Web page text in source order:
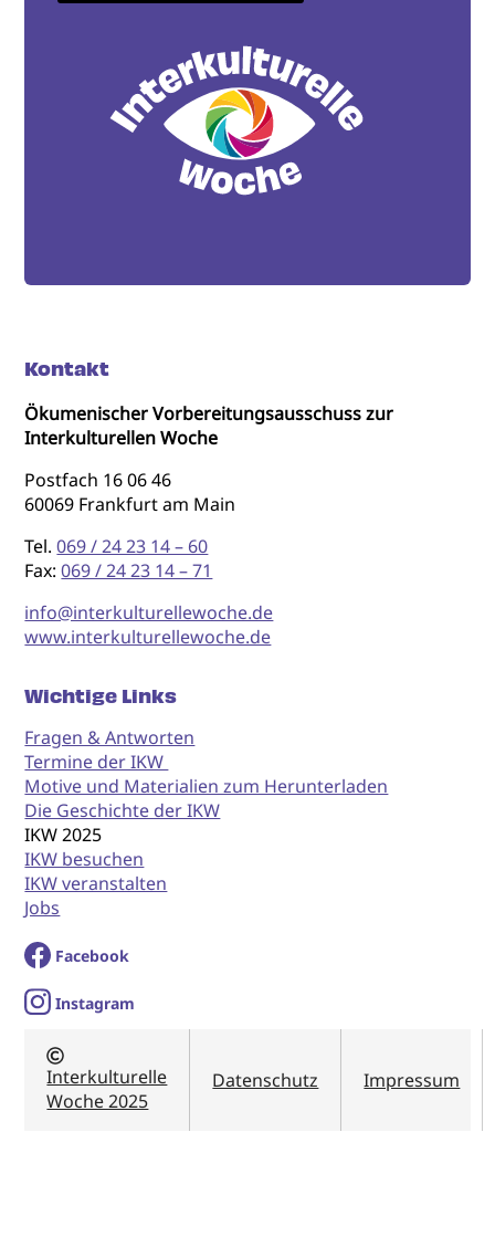
Kontakt
Ökumenischer Vorbereitungsausschuss zur
Interkulturellen Woche
Postfach 16 06 46
60069 Frankfurt am Main
Tel.069 / 24 23 14 – 60
Fax:069 / 24 23 14 – 71
info@interkulturellewoche.de
www.interkulturellewoche.de
Wichtige Links
Fragen & Antworten
Termine der IKW
Motive und Materialien zum Herunterladen
Die Geschichte der IKW
IKW 2025
IKW besuchen
IKW veranstalten
Jobs
Facebook
Instagram
Interkulturelle
Woche 2025
Datenschutz Impressum